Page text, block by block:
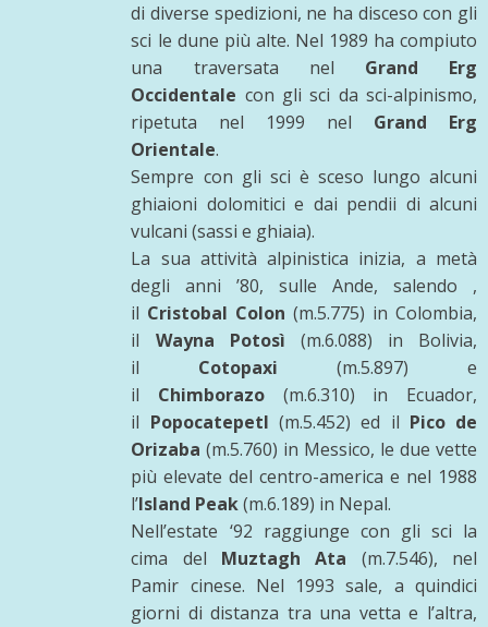
di diverse spedizioni, ne ha disceso con gli
sci le dune più alte. Nel 1989 ha compiuto
una traversata nel Grand Erg
Occidentale con gli sci da sci-alpinismo,
ripetuta nel 1999 nel Grand Erg
Orientale.
Sempre con gli sci è sceso lungo alcuni
ghiaioni dolomitici e dai pendii di alcuni
vulcani (sassi e ghiaia).
La sua attività alpinistica inizia, a metà
degli anni ’80, sulle Ande, salendo ,
il Cristobal Colon (m.5.775) in Colombia,
il Wayna Potosì (m.6.088) in Bolivia,
il Cotopaxi (m.5.897) e
il Chimborazo (m.6.310) in Ecuador,
il Popocatepetl (m.5.452) ed il Pico de
Orizaba (m.5.760) in Messico, le due vette
più elevate del centro-america e nel 1988
l’Island Peak(m.6.189) in Nepal.
Nell’estate ‘92 raggiunge con gli sci la
cima del Muztagh Ata (m.7.546), nel
Pamir cinese. Nel 1993 sale, a quindici
giorni di distanza tra una vetta e l’altra,